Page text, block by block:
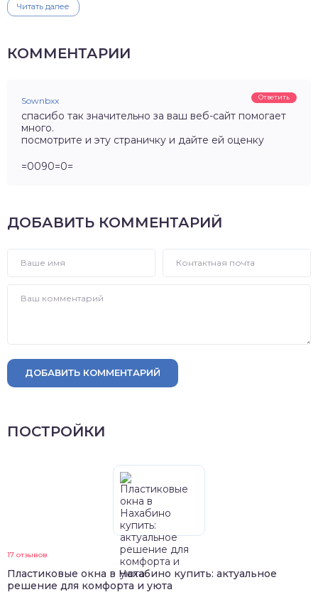
Читать далее
КОММЕНТАРИИ
Sownbxx Ответить
спасибо так значительно за ваш веб-сайт помогает
много.
посмотрите и эту страничку и дайте ей оценку
=0090=0=
ДОБАВИТЬ КОММЕНТАРИЙ
ДОБАВИТЬ КОММЕНТАРИЙ
ПОСТРОЙКИ
17 отзывов
Пластиковые окна в Нахабино купить: актуальное
решение для комфорта и уюта